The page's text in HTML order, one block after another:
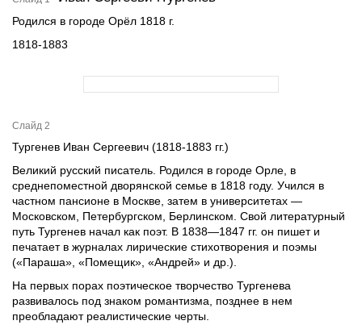
Родился в городе Орёл 1818 г.
1818-1883
Слайд 2
Тургенев Иван Сергеевич (1818-1883 гг.)
Великий русский писатель. Родился в городе Орле, в
среднепоместной дворянской семье в 1818 году. Учился в
частном пансионе в Москве, затем в университетах —
Московском, Петербургском, Берлинском. Свой литературный
путь Тургенев начал как поэт. В 1838—1847 гг. он пишет и
печатает в журналах лирические стихотворения и поэмы
(«Параша», «Помещик», «Андрей» и др.).
На первых порах поэтическое творчество Тургенева
развивалось под знаком романтизма, позднее в нем
преобладают реалистические черты.